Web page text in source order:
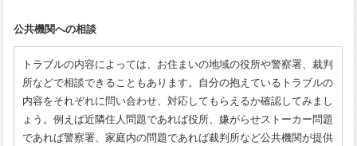
公共機関への相談
トラブルの内容によっては、お住まいの地域の役所や警察署、裁判
所などで相談できることもあります。自分の抱えているトラブルの
内容をそれぞれに問い合わせ、対応してもらえるか確認してみまし
ょう。例えば近隣住人問題であれば役所、嫌がらせストーカー問題
であれば警察署、家庭内の問題であれば裁判所など公共機関が提供